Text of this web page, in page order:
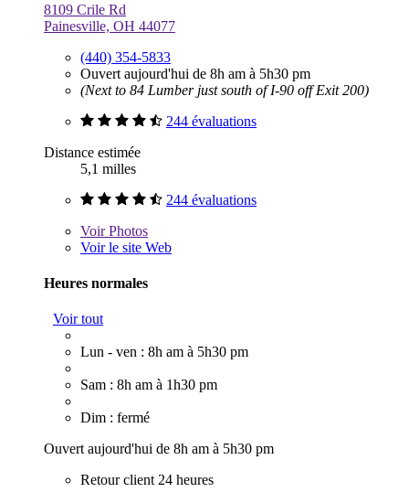
8109 Crile Rd
Painesville, OH 44077
(440) 354-5833
Ouvert aujourd'hui de 8h am à 5h30 pm
(Next to 84 Lumber just south of I-90 off Exit 200)
244 évaluations
Distance estimée
5,1 milles
244 évaluations
VoirPhotos
Voir le site Web
Heures normales
Voir tout
Lun - ven : 8h am à 5h30 pm
Sam : 8h am à 1h30 pm
Dim : fermé
Ouvert aujourd'hui de 8h am à 5h30 pm
Retour client 24 heures